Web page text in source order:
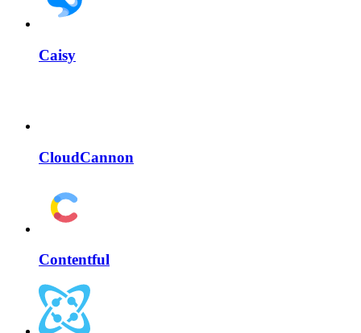
Caisy
CloudCannon
Contentful